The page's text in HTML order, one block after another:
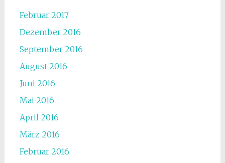
Februar 2017
Dezember 2016
September 2016
August 2016
Juni 2016
Mai 2016
April 2016
März 2016
Februar 2016